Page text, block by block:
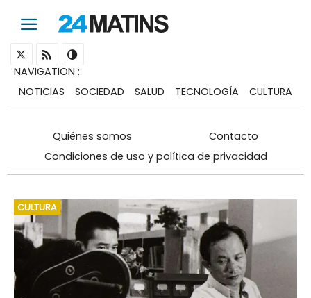
NAVIGATION :
NOTICIAS
SOCIEDAD SALUD TECNOLOGÍA CULTURA
Quiénes somos
Contacto
Condiciones de uso y política de privacidad
CULTURA